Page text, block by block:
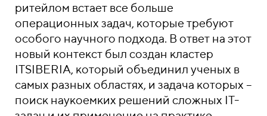
ритейлом встает все больше
операционных задач, которые требуют
особого научного подхода. В ответ на этот
новый контекст был создан кластер
ITSIBERIA, который объединил ученых в
самых разных областях, и задача которых –
поиск наукоемких решений сложных IT-